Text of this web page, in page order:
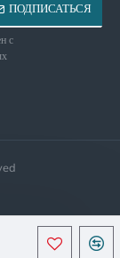
ПОДПИСАТЬСЯ
с